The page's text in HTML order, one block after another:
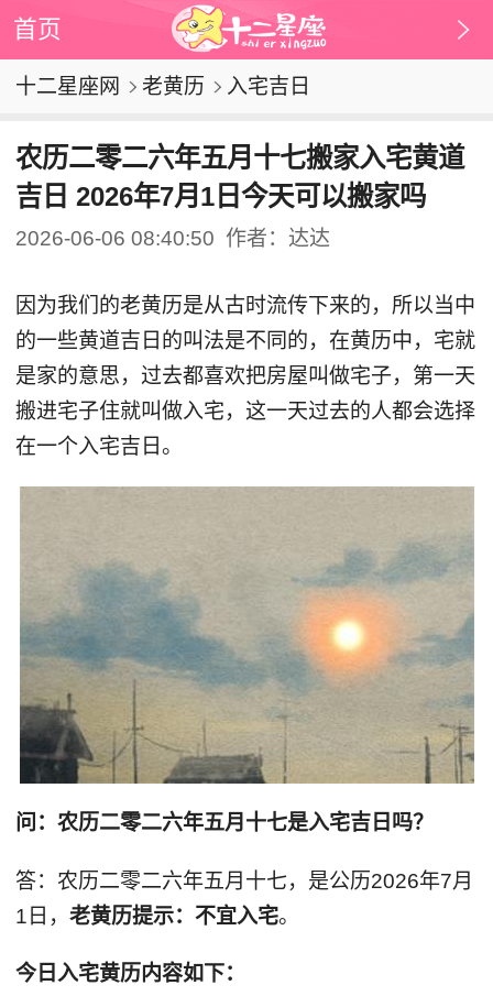
首页
十二星座网 老黄历 入宅吉日
农历二零二六年五月十七搬家入宅黄道
吉日 2026年7月1日今天可以搬家吗
2026-06-06 08:40:50 作者：达达
因为我们的老黄历是从古时流传下来的，所以当中
的一些黄道吉日的叫法是不同的，在黄历中，宅就
是家的意思，过去都喜欢把房屋叫做宅子，第一天
搬进宅子住就叫做入宅，这一天过去的人都会选择
在一个入宅吉日。
问：农历二零二六年五月十七是入宅吉日吗？
答：农历二零二六年五月十七，是公历2026年7月
1日， 老黄历提示：不宜入宅。
今日入宅黄历内容如下：